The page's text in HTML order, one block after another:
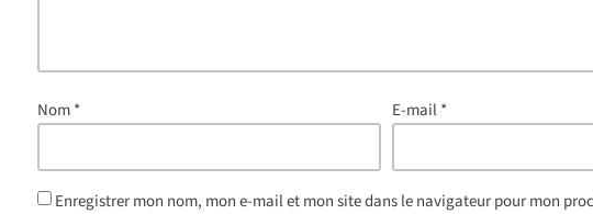
Nom* E-mail*
Enregistrer mon nom, mon e-mail et mon site dans le navigateur pour mon